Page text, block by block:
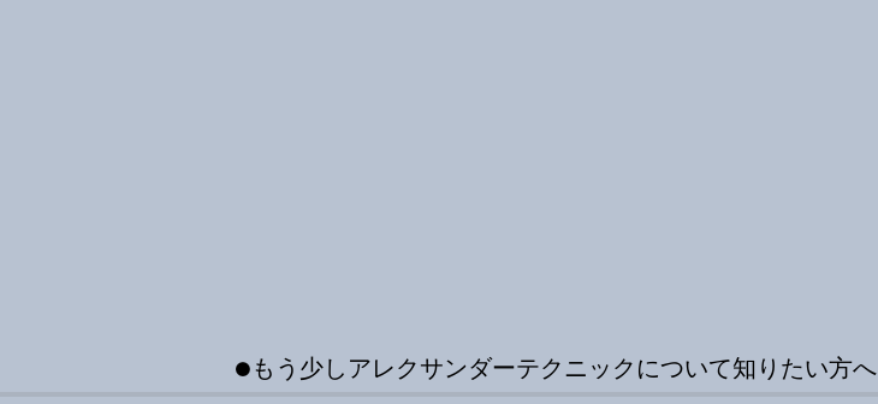
●もう少しアレクサンダーテクニックについて知りたい方へ